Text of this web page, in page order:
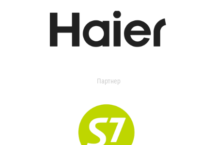
Партнер